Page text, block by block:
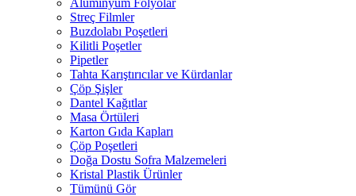
Alüminyum Folyolar
Streç Filmler
Buzdolabı Poşetleri
Kilitli Poşetler
Pipetler
Tahta Karıştırıcılar ve Kürdanlar
Çöp Şişler
Dantel Kağıtlar
Masa Örtüleri
Karton Gıda Kapları
Çöp Poşetleri
Doğa Dostu Sofra Malzemeleri
Kristal Plastik Ürünler
Tümünü Gör